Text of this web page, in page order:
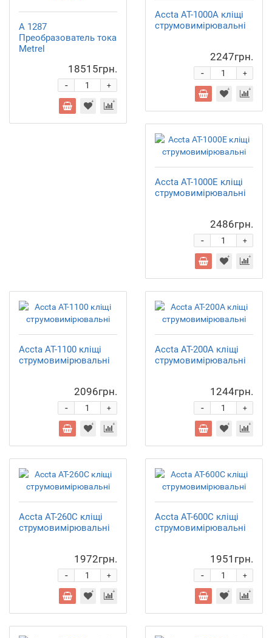
A 1287
Преобразователь тока
Metrel
18515грн.
+
-
Accta AT-1000A кліщі
струмовимірювальні
2247грн.
+
-
Accta AT-1000E кліщі
струмовимірювальні
2486грн.
+
-
Accta AT-1100 кліщі
струмовимірювальні
2096грн.
+
-
Accta AT-200A кліщі
струмовимірювальні
1244грн.
+
-
Accta AT-260C кліщі
струмовимірювальні
1972грн.
+
-
Accta AT-600C кліщі
струмовимірювальні
1951грн.
+
-